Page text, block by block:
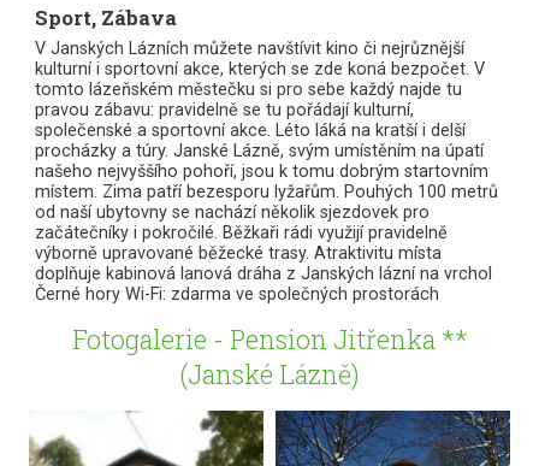
Sport, Zábava
V Janských Lázních můžete navštívit kino či nejrůznější
kulturní i sportovní akce, kterých se zde koná bezpočet. V
tomto lázeňském městečku si pro sebe každý najde tu
pravou zábavu: pravidelně se tu pořádají kulturní,
společenské a sportovní akce. Léto láká na kratší i delší
procházky a túry. Janské Lázně, svým umístěním na úpatí
našeho nejvyššího pohoří, jsou k tomu dobrým startovním
místem. Zima patří bezesporu lyžařům. Pouhých 100 metrů
od naší ubytovny se nachází několik sjezdovek pro
začátečníky i pokročilé. Běžkaři rádi využijí pravidelně
výborně upravované běžecké trasy. Atraktivitu místa
doplňuje kabinová lanová dráha z Janských lázní na vrchol
Černé hory Wi-Fi: zdarma ve společných prostorách
Fotogalerie - Pension Jitřenka **
(Janské Lázně)